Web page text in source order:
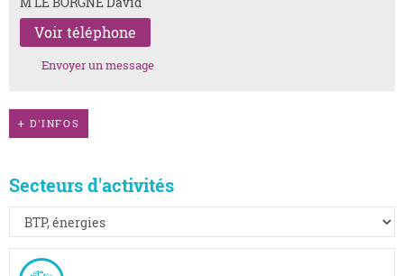
Voir téléphone
Envoyer un message
+ D'INFOS
Secteurs d'activités